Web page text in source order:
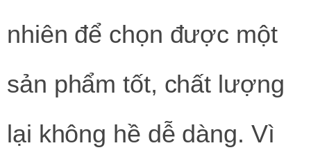
nhiên để chọn được một
sản phẩm tốt, chất lượng
lại không hề dễ dàng. Vì